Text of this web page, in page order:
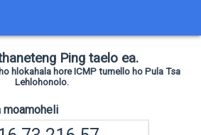
Ping taelo ea.
hlokahala hore ICMP tumello ho Pula Tsa
Lehlohonolo.
moamoheli